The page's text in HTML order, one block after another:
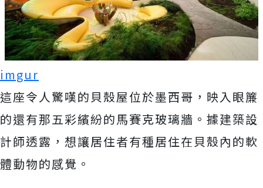
imgur
這座令人驚嘆的貝殼屋位於墨西哥，映入眼簾
的還有那五彩繽紛的馬賽克玻璃牆。據建築設
計師透露，想讓居住者有種居住在貝殼內的軟
體動物的感覺。